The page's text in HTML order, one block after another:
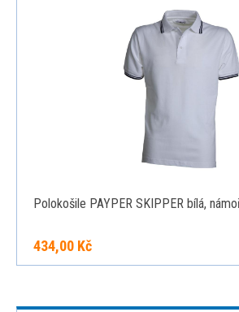
Polokošile PAYPER SKIPPER bílá,
434,00 Kč